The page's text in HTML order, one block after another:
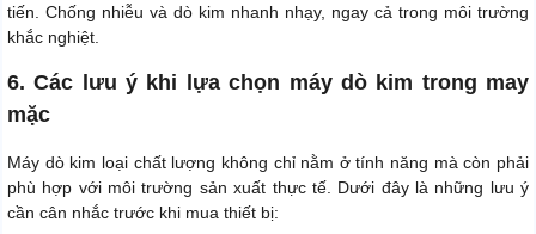
tiến. Chống nhiễu và dò kim nhanh nhạy, ngay cả trong môi trường
khắc nghiệt.
6. Các lưu ý khi lựa chọn máy dò kim trong may
mặc
Máy dò kim loại chất lượng không chỉ nằm ở tính năng mà còn phải
phù hợp với môi trường sản xuất thực tế. Dưới đây là những lưu ý
cần cân nhắc trước khi mua thiết bị: